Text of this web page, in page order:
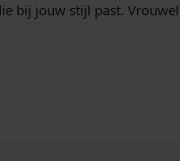
bij jouw stijl past.